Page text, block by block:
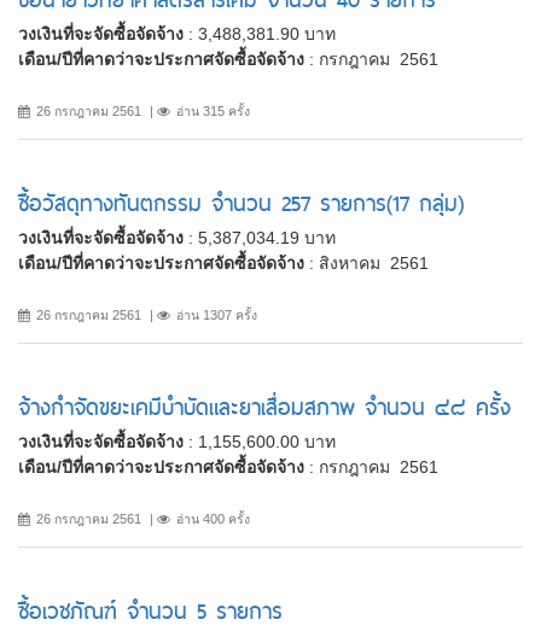
วงเงินที่จะจัดซื้อจัดจ้าง : 3,488,381.90 บาท
เดือน/ปีที่คาดว่าจะประกาศจัดซื้อจัดจ้าง : กรกฎาคม 2561
26 กรกฎาคม 2561 อ่าน 315 ครั้ง
ซื้อวัสดุทางทันตกรรม จำนวน 257 รายการ(17 กลุ่ม)
วงเงินที่จะจัดซื้อจัดจ้าง : 5,387,034.19 บาท
เดือน/ปีที่คาดว่าจะประกาศจัดซื้อจัดจ้าง : สิงหาคม 2561
26 กรกฎาคม 2561 อ่าน 1307 ครั้ง
จ้างกำจัดขยะเคมีบำบัดและยาเสื่อมสภาพ จำนวน ๔๘ ครั้ง
วงเงินที่จะจัดซื้อจัดจ้าง : 1,155,600.00 บาท
เดือน/ปีที่คาดว่าจะประกาศจัดซื้อจัดจ้าง : กรกฎาคม 2561
26 กรกฎาคม 2561 อ่าน 400 ครั้ง
ซื้อเวชภัณฑ์ จำนวน 5 รายการ